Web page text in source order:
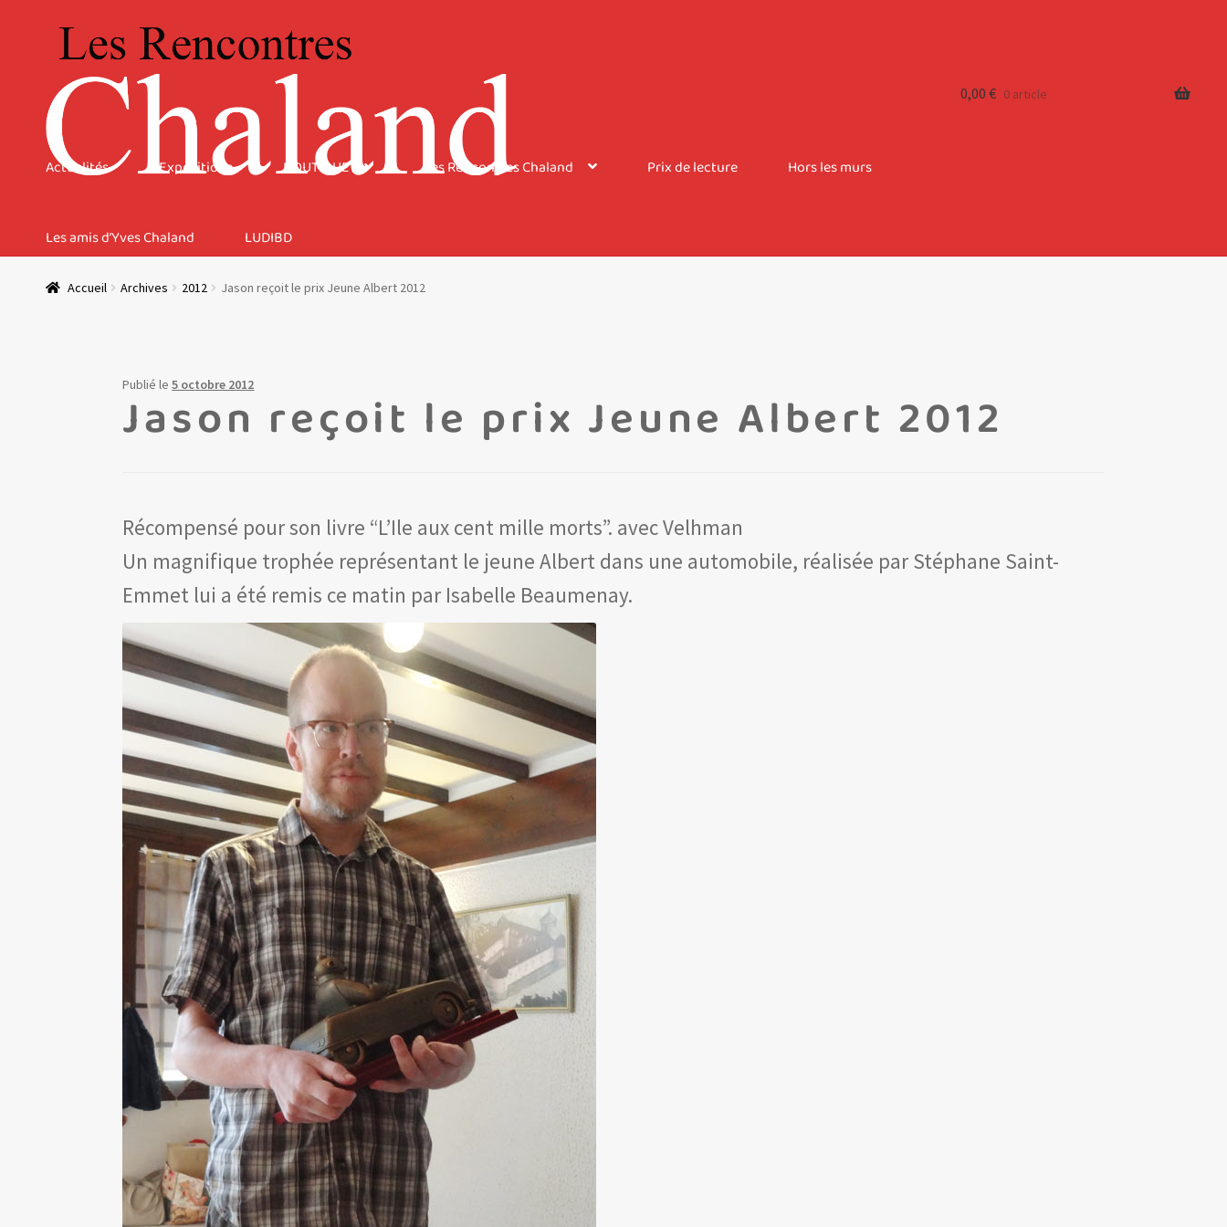
navigation
Actualités Expositions BOUTIQUE Les Rencontres Chaland Prix de lecture Hors les murs
Les amis d’Yves Chaland LUDIBD
0,00 € 0 article
Accueil Archives 2012 Jason reçoit le prix Jeune Albert 2012
Publié le5 octobre 2012
Jason reçoit le prix Jeune Albert 2012
Récompensé pour son livre “L’Ile aux cent mille morts”. avec Velhman
Un magnifique trophée représentant le jeune Albert dans une automobile, réalisée par Stéphane Saint-
Emmet lui a été remis ce matin par Isabelle Beaumenay.